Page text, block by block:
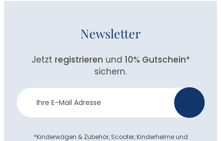
Newsletter
Jetzt registrieren und 10% Gutschein*
sichern.
Newsletter
Anmeldung
*Kinderwägen & Zubehör, Scooter, Kinderhelme und